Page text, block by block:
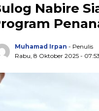
Nabire
Muhamad Irpan - Penulis
Rabu, 8 Oktober 2025 - 07:53